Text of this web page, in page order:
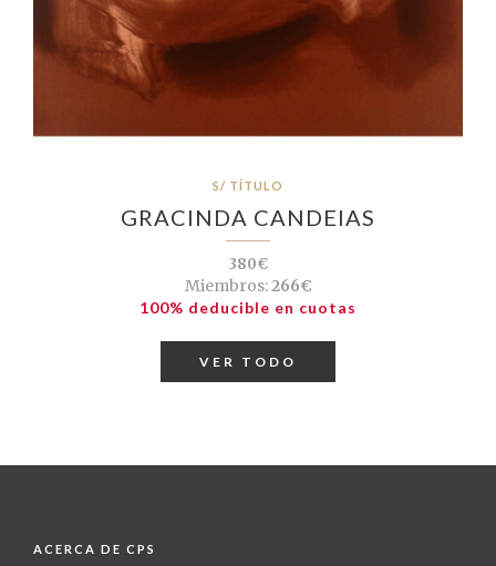
S/ TÍTULO
GRACINDA CANDEIAS
380€
Miembros:266€
100% deducible en cuotas
VER TODO
ACERCA DE CPS